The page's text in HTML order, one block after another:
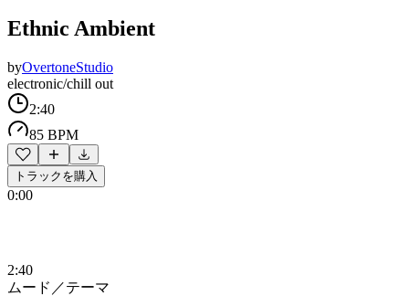
Ethnic Ambient
byOvertoneStudio
electronic/chill out
2:40
85 BPM
トラックを購入
0:00
2:40
ムード／テーマ